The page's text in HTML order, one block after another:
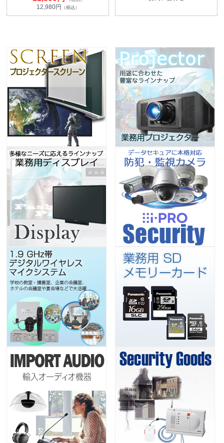
12,980円 （税込）